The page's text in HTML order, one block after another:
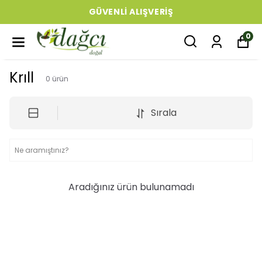
GÜVENLI ALIŞVERIŞ
0
Krıll 0 ürün
Sırala
Aradığınız ürün bulunamadı